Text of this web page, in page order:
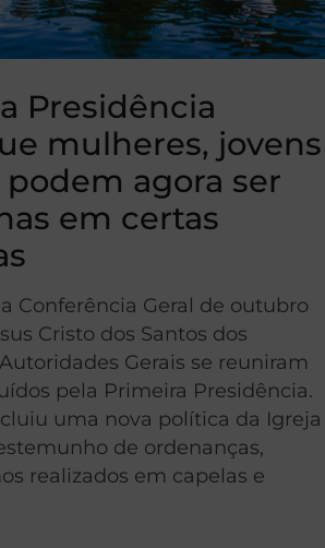
Presidência
mulheres, jovens
agora ser
em certas
Conferência Geral de outubro
Cristo dos Santos dos
Gerais se reuniram
pela Primeira Presidência.
uma nova política da Igreja
de ordenanças,
realizados em capelas e